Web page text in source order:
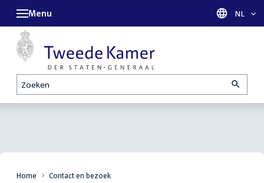
Zoeken
Menu Taal
NL
Home Contact en bezoek